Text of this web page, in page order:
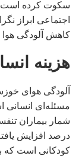
سکوت کرده است.
اجتماعی ابراز
کاهش آلودگی هوا
هزینه
آلودگی هوای
مسئله‌ای
درصد افزایش
کودکانی است که